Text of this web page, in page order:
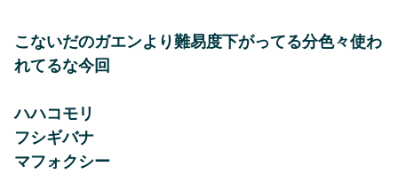
こないだのガエンより難易度下がってる分色々使わ
れてるな今回
ハハコモリ
フシギバナ
マフォクシー